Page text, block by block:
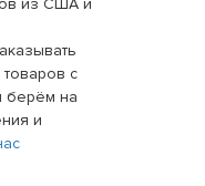
из США и
с
берём на
и